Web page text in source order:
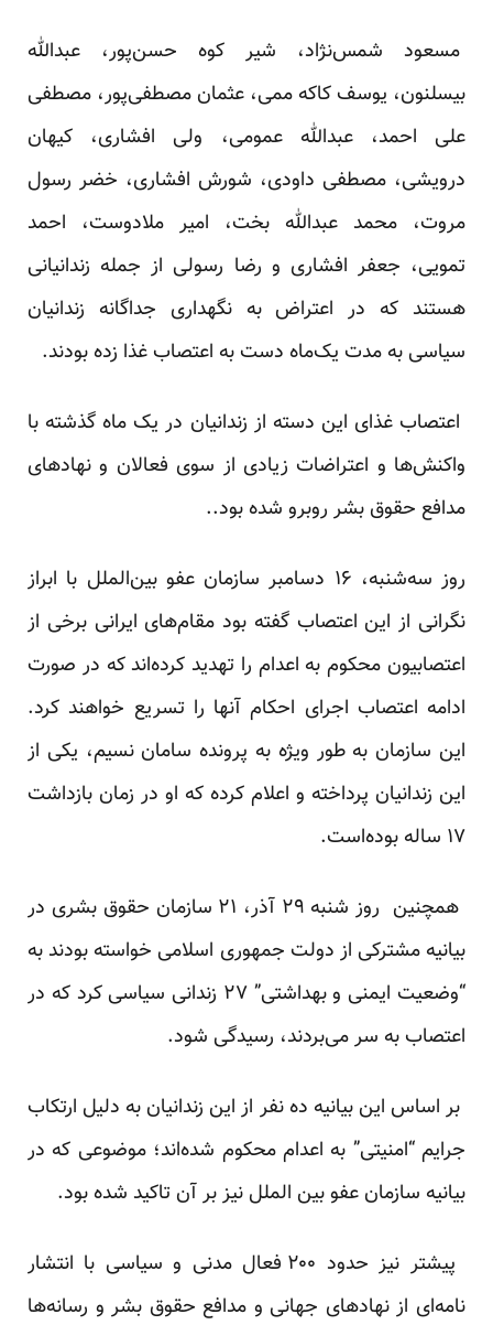
مسعود شمس‌نژاد، شیر کوه حسن‌پور، عبدالله
بیسلنون، یوسف کاکه ممی، عثمان مصطفی‌پور، مصطفی
علی احمد، عبدالله عمومی، ولی افشاری، کیهان
درویشی، مصطفی داودی، شورش افشاری، خضر رسول
مروت، محمد عبدالله بخت، امیر ملادوست، احمد
تمویی، جعفر افشاری و رضا رسولی از جمله زندانیانی
هستند که در اعتراض به نگهداری جداگانه زندانیان
سیاسی به مدت یک‌ماه دست به اعتصاب غذا زده بودند.
اعتصاب غذای این دسته از زندانیان در یک ماه گذشته با
واکنش‌ها و اعتراضات زیادی از سوی فعالان و نهادهای
مدافع حقوق بشر روبرو شده بود..
روز سه‌شنبه، ۱۶ دسامبر سازمان عفو بین‌الملل با ابراز
نگرانی از این اعتصاب گفته بود مقام‌های ایرانی برخی از
اعتصابیون محکوم به اعدام را تهدید کرده‌اند که در صورت
ادامه اعتصاب اجرای احکام آنها را تسریع خواهند کرد.
این سازمان به طور ویژه به پرونده سامان نسیم، یکی از
این زندانیان پرداخته و اعلام کرده که او در زمان بازداشت
۱۷ ساله بوده‌است.
همچنین روز شنبه ۲۹ آذر، ۲۱ سازمان حقوق بشری در
بیانیه مشترکی از دولت جمهوری اسلامی خواسته بودند به
“وضعیت ایمنی و بهداشتی” ۲۷ زندانی سیاسی کرد که در
اعتصاب به سر می‌بردند، رسیدگی شود.
بر اساس این بیانیه ده نفر از این زندانیان به دلیل ارتکاب
جرایم “امنیتی” به اعدام محکوم شده‌اند؛ موضوعی که در
بیانیه سازمان عفو بین الملل نیز بر آن تاکید شده بود.
پیشتر نیز حدود ۲۰۰ فعال مدنی و سیاسی با انتشار
نامه‌ای از نهادهای جهانی و مدافع حقوق بشر و رسانه‌ها